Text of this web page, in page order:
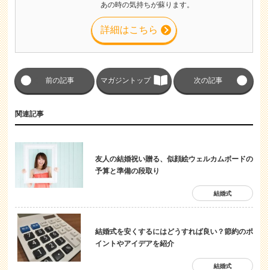
あの時の気持ちが蘇ります。
詳細はこちら
前の記事 マガジントップ 次の記事
関連記事
友人の結婚祝い贈る、似顔絵ウェルカムボードの
予算と準備の段取り
結婚式
結婚式を安くするにはどうすれば良い？節約のポ
イントやアイデアを紹介
結婚式